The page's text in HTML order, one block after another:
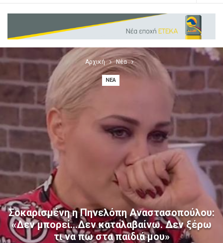
Αρχική Νέα
ΝΈΑ
Σοκαρισμένη η Πηνελόπη Αναστασοπούλου:
«Δεν μπορεί…Δεν καταλαβαίνω. Δεν ξέρω
τι να πω στα παιδιά μου»